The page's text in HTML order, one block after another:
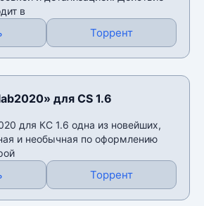
в
Торрент
для CS 1.6
для КС 1.6 одна из новейших,
и необычная по оформлению
Торрент